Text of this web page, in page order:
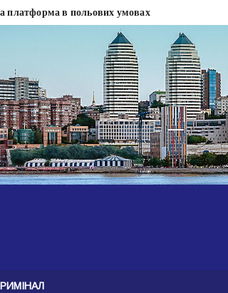
платформа в польових умовах
міськради Дніпра — ЗМІ
нелегального бізнесу, збагатився під час
записали звернення про ситуацію на фронті
Безугла закликає валити Сирського
моду
керівництва армії